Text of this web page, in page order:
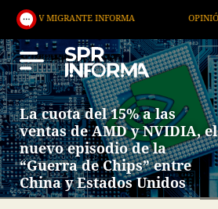
INFORMA
La cuota del 15% a las
ventas de AMD y NVIDIA, el
nuevo episodio de la
“Guerra de Chips” entre
China y Estados Unidos